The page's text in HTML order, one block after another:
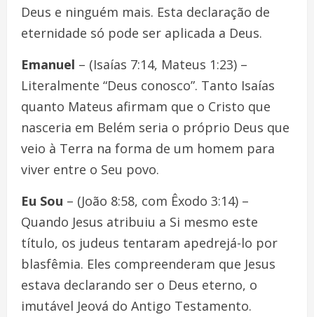
Deus e ninguém mais. Esta declaração de
eternidade só pode ser aplicada a Deus.
Emanuel – (Isaías 7:14, Mateus 1:23) –
Literalmente “Deus conosco”. Tanto Isaías
quanto Mateus afirmam que o Cristo que
nasceria em Belém seria o próprio Deus que
veio à Terra na forma de um homem para
viver entre o Seu povo.
Eu Sou – (João 8:58, com Êxodo 3:14) –
Quando Jesus atribuiu a Si mesmo este
título, os judeus tentaram apedrejá-lo por
blasfêmia. Eles compreenderam que Jesus
estava declarando ser o Deus eterno, o
imutável Jeová do Antigo Testamento.